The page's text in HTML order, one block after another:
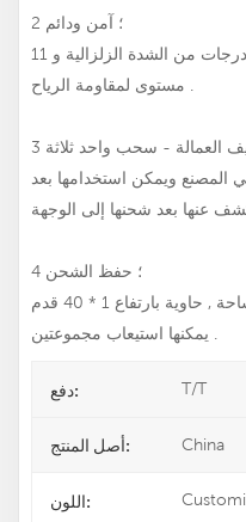
2 ؛ آمن ودائم
أكثر من 20 عامًا من الخدمة , 8 درجات من الشدة الزلزالية و 11
مستوى لمقاومة الرياح .
العمالة - سحب واحد ثلاثة
المصنع ويمكن استخدامها بعد
4 ؛ حفظ الشحن
طيها ونقلها ككل أثناء النقل , توفير مساحة , حاوية بارتفاع 1 * 40 قدم
يمكنها استيعاب مجموعتين .
دفع: T/T
أصل المنتج: China
اللون: